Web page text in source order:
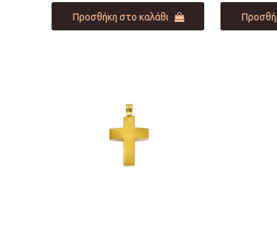
Προσθήκη στο καλάθι